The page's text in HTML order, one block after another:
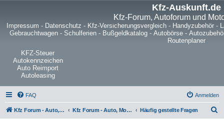
Kfz-Auskunft.de
Kfz-Forum, Autoforum und
Impressum - Datenschutz - Kfz-Versicherungsvergleich - Handyzubehör -
Gebrauchtwagen- Schulferien- Bußgeldkatalog- Autobörse-
Routenplaner
KFZ-Steuer
Autokennzeichen
Auto Reimport
Autoleasing
FAQ Anmelden
Kfz Forum - Auto, Motorrad und LKW Kfz Forum - Auto, Motorrad und LKW Häufig gestellte Fragen